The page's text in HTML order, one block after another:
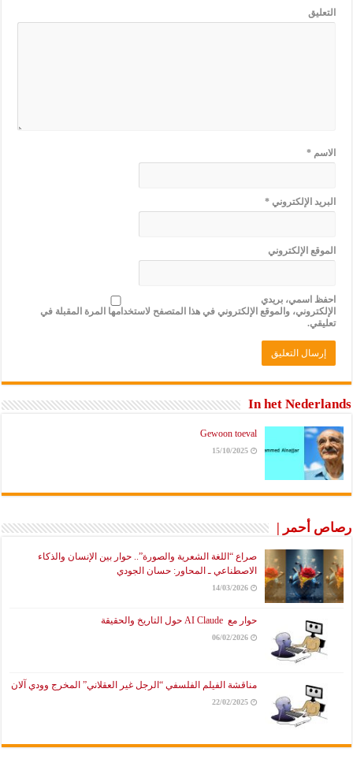
التعليق
الاسم*
البريد الإلكتروني*
الموقع الإلكتروني
احفظ اسمي، بريدي
الإلكتروني، والموقع الإلكتروني في هذا المتصفح لاستخدامها المرة المقبلة في
تعليقي.
In het Nederlands
Gewoon toeval
15/10/2025
رصاص أحمر |
صراع “اللغة الشعرية والصورة”.. حوار بين الإنسان والذكاء
الاصطناعي ـ المحاور: حسان الجودي
14/03/2026
حوار مع AI Claude حول التاريخ والحقيقة
06/02/2026
مناقشة الفيلم الفلسفي “الرجل غير العقلاني” المخرج وودي آلان
22/02/2025